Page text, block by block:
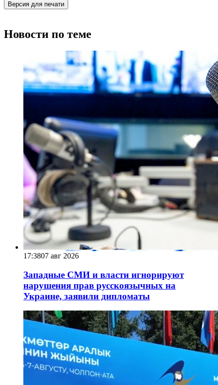
Версия для печати
Новости по теме
17:3807 авг 2026
Западные СМИ и власти игнорируют
нарушения прав русскоязычных на
Украине, заявили дипломаты